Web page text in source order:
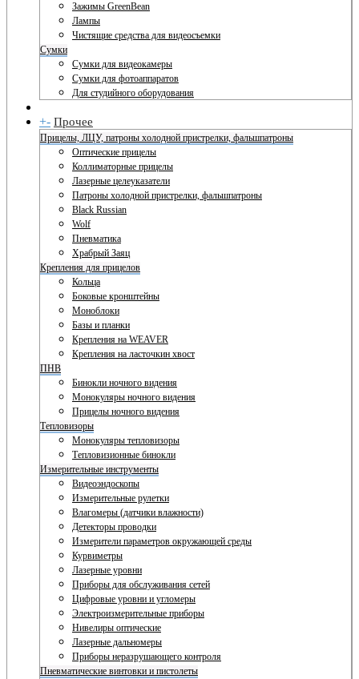
Зажимы GreenBean
Лампы
Чистящие средства для видеосъемки
Сумки
Сумки для видеокамеры
Сумки для фотоаппаратов
Для студийного оборудования
+- Прочее
Прицелы, ЛЦУ, патроны холодной пристрелки, фальшпатроны
Оптические прицелы
Коллиматорные прицелы
Лазерные целеуказатели
Патроны холодной пристрелки, фальшпатроны
Black Russian
Wolf
Пневматика
Храбрый Заяц
Крепления для прицелов
Кольца
Боковые кронштейны
Моноблоки
Базы и планки
Крепления на WEAVER
Крепления на ласточкин хвост
ПНВ
Бинокли ночного видения
Монокуляры ночного видения
Прицелы ночного видения
Тепловизоры
Монокуляры тепловизоры
Тепловизионные бинокли
Измерительные инструменты
Видеоэндоскопы
Измерительные рулетки
Влагомеры (датчики влажности)
Детекторы проводки
Измерители параметров окружающей среды
Курвиметры
Лазерные уровни
Приборы для обслуживания сетей
Цифровые уровни и угломеры
Электроизмерительные приборы
Нивелиры оптические
Лазерные дальномеры
Приборы неразрушающего контроля
Пневматические винтовки и пистолеты